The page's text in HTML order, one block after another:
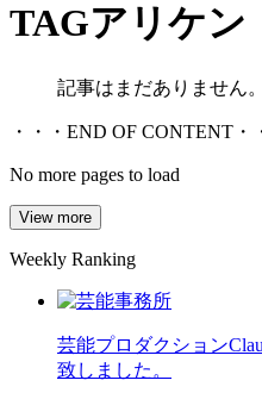
TAGアリケン
記事はまだありません。
・・・END OF CONTENT・
No more pages to load
View more
Weekly Ranking
芸能プロダクション
致しました。